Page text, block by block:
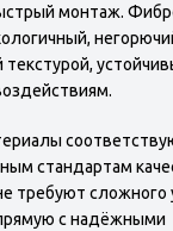
монтаж.
стандартам
требуют
с надёжными